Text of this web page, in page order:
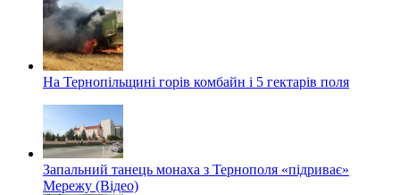
На Тернопільщині горів комбайн і 5 гектарів поля
Запальний танець монаха з Тернополя «підриває»
Мережу (Відео)